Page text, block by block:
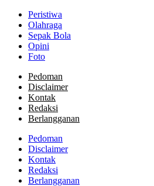
Peristiwa
Olahraga
Sepak Bola
Opini
Foto
Pedoman
Disclaimer
Kontak
Redaksi
Berlangganan
Pedoman
Disclaimer
Kontak
Redaksi
Berlangganan